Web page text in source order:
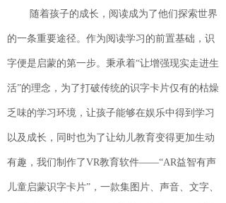
随着孩子的成长，阅读成为了他们探索世界
的一条重要途径。作为阅读学习的前置基础，识
字便是启蒙的第一步。秉承着“让增强现实走进生
活”的理念，为了打破传统的识字卡片仅有的枯燥
乏味的学习环境，让孩子能够在娱乐中得到学习
以及成长，同时也为了让幼儿教育变得更加生动
有趣，我们制作了VR教育软件——“AR益智有声
儿童启蒙识字卡片”， 一款集图片、声音、文字、